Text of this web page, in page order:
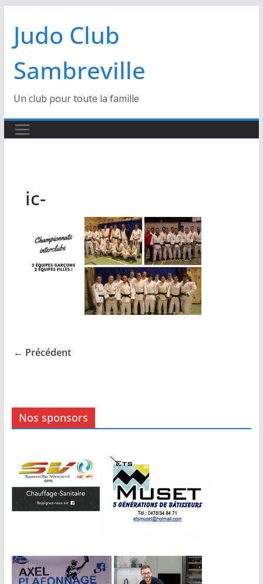
contenu
Judo Club
Sambreville
Un club pour toute la famille
ic-
← Précédent
Nos sponsors